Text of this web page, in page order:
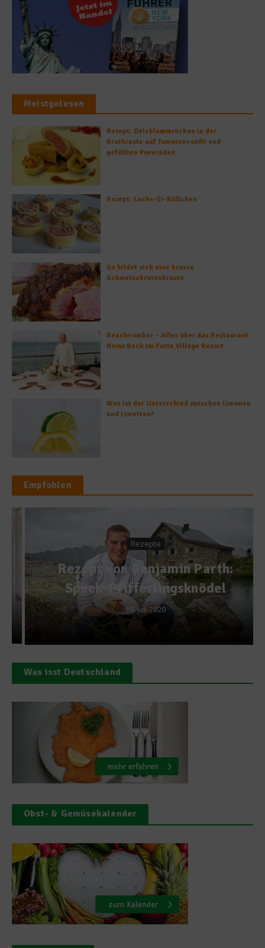
Meistgelesen
Rezept: Deichlammrücken in der
Brotkruste auf Tomatenconfit und
gefüllten Poveraden
Rezept: Lachs-Ei-Röllchen
So bildet sich eine krosse
Schweinebratenkruste
Beachcomber – Alles über das Restaurant
Heinz Beck im Forte Village Resort
Was ist der Unterschied zwischen Limonen
und Limetten?
Empfohlen
Rezepte
Rezept von Benjamin Parth:
Speck-Pfifferlingsknödel
19. Juli 2020
Was isst Deutschland
Obst- & Gemüsekalender